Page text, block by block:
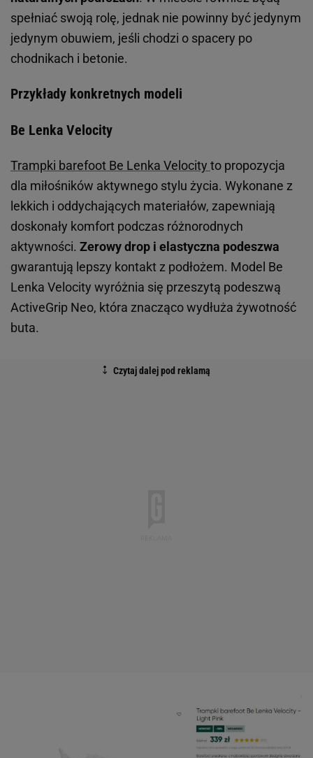
spełniać swoją rolę, jednak nie powinny być jedynym
jedynym obuwiem, jeśli chodzi o spacery po
chodnikach i betonie.
Przykłady konkretnych modeli
Be Lenka Velocity
Trampki barefoot Be Lenka Velocity to propozycja
dla miłośników aktywnego stylu życia. Wykonane z
lekkich i oddychających materiałów, zapewniają
doskonały komfort podczas różnorodnych
aktywności. Zerowy drop i elastyczna podeszwa
gwarantują lepszy kontakt z podłożem. Model Be
Lenka Velocity wyróżnia się przeszytą podeszwą
ActiveGrip Neo, która znacząco wydłuża żywotność
buta.